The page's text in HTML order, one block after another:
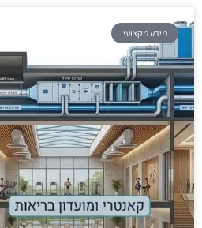
מידע מקצועי